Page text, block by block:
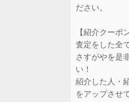
ださい。
【紹介クーポ
査定をした全
さすがやを是
い！
紹介した人・
をアップさせ